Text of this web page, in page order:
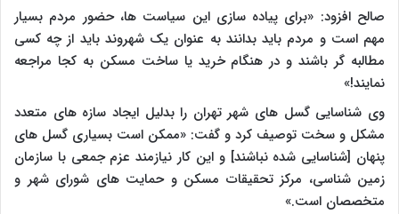
صالح افزود: «برای پیاده سازی این سیاست ها، حضور مردم بسیار
مهم است و مردم باید بدانند به عنوان یک شهروند باید از چه کسی
مطالبه گر باشند و در هنگام خرید یا ساخت مسکن به کجا مراجعه
نمایند!»
وی شناسایی گسل های شهر تهران را بدلیل ایجاد سازه های متعدد
مشکل و سخت توصیف کرد و گفت: «ممکن است بسیاری گسل های
پنهان [شناسایی شده نباشند] و این کار نیازمند عزم جمعی با سازمان
زمین شناسی، مرکز تحقیقات مسکن و حمایت های شورای شهر و
متخصصان است.»